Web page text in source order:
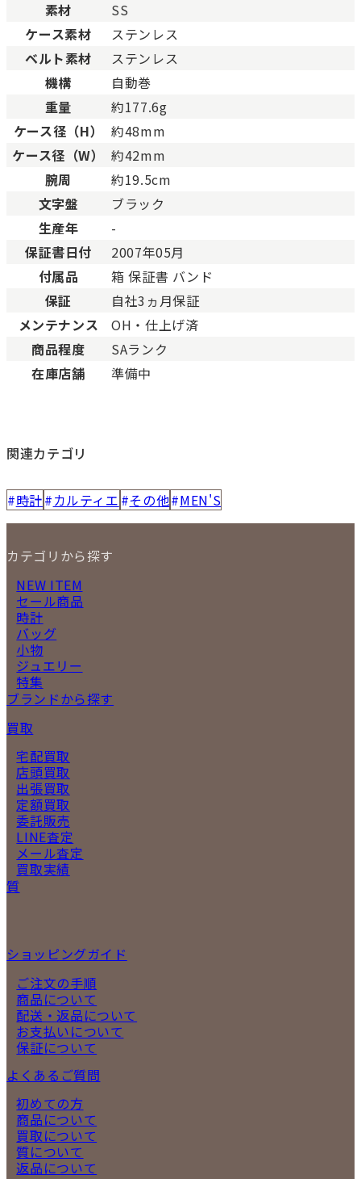
BCランク
Cランク
素材
SS
ケース素材
ステンレス
ベルト素材
ステンレス
機構
自動巻
重量
約177.6g
ケース径（H）
約48mm
ケース径（W）
約42mm
腕周
約19.5cm
文字盤
ブラック
生産年
-
保証書日付
2007年05月
付属品
箱 保証書 バンド
保証
自社3ヵ月保証
メンテナンス
OH・仕上げ済
商品程度
SAランク
在庫店舗
準備中
関連カテゴリ
時計 カルティエ その他 MEN'S
カテゴリから探す
NEW ITEM
セール商品
時計
バッグ
小物
ジュエリー
特集
ブランドから探す
買取
宅配買取
店頭買取
出張買取
定額買取
委託販売
LINE査定
メール査定
買取実績
質
ショッピングガイド
ご注文の手順
商品について
配送・返品について
お支払いについて
保証について
よくあるご質問
初めての方
商品について
買取について
質について
返品について